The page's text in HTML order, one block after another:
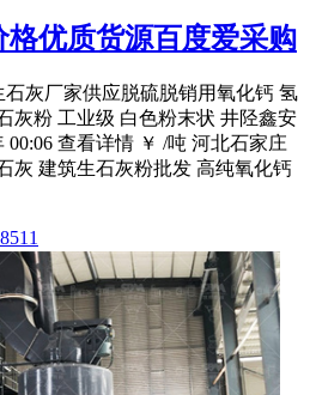
格优质货源百度爱采购
石灰厂家供应脱硫脱销用氧化钙 氢
灰粉 工业级 白色粉末状 井陉鑫安
00:06 查看详情 ￥ /吨 河北石家庄
灰 建筑生石灰粉批发 高纯氧化钙